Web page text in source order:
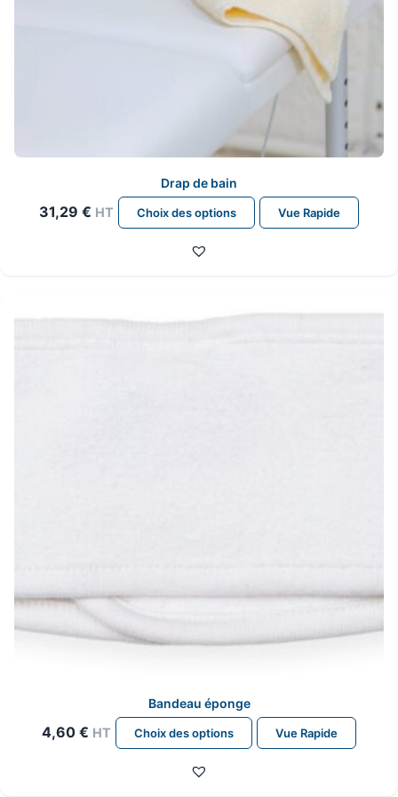
Drap de bain
31,29 € HT Choix des options
Ce
produit
Les
Vue Rapide
Bandeau éponge
4,60 € HT Choix des options
Ce
produit
Vue Rapide